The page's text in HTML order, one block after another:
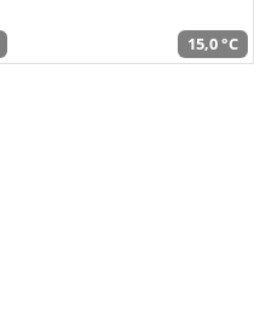
15,0 °C